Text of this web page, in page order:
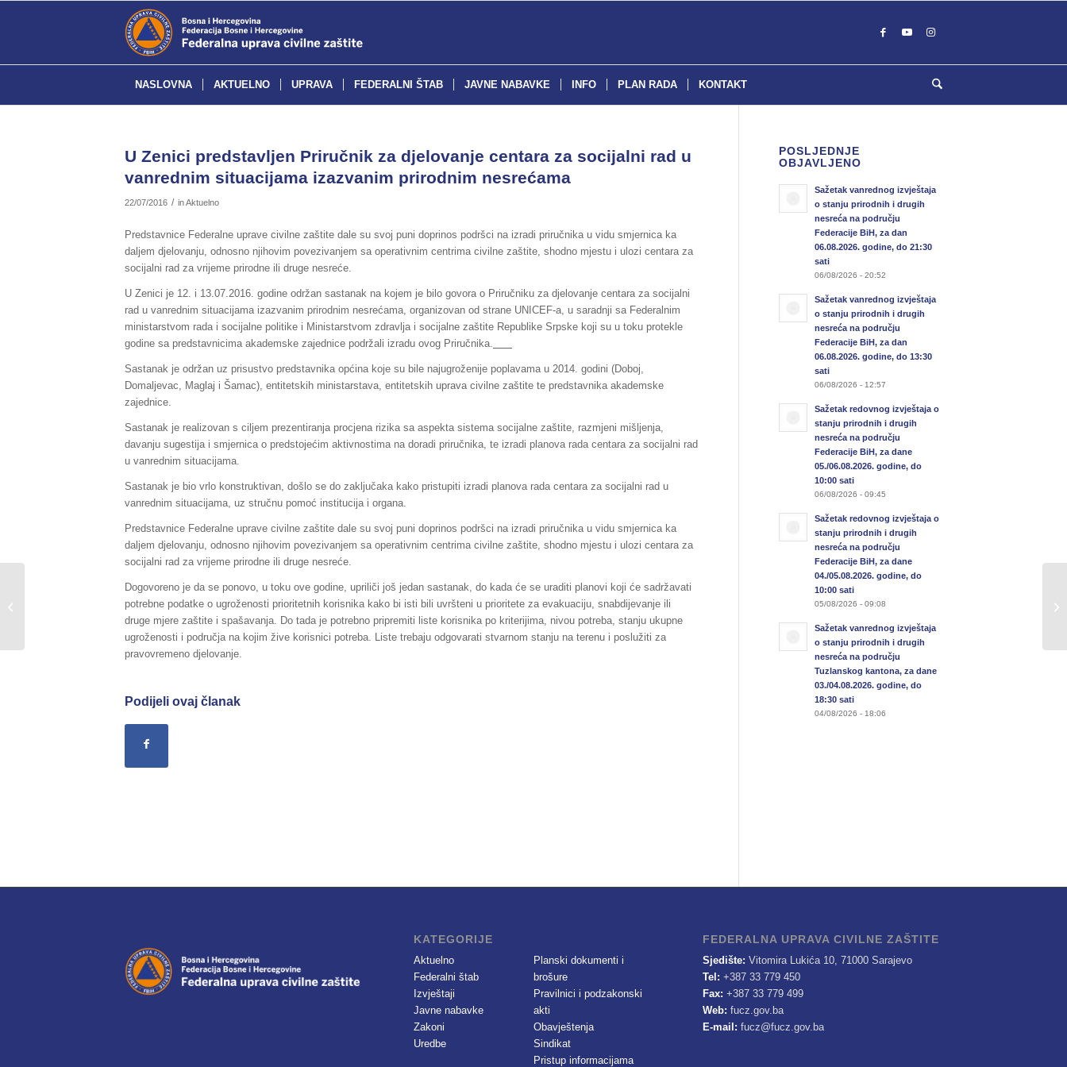
NASLOVNA AKTUELNO UPRAVA FEDERALNI ŠTAB JAVNE NABAVKE INFO PLAN RADA KONTAKT
U Zenici predstavljen Priručnik za djelovanje centara za socijalni rad u
vanrednim situacijama izazvanim prirodnim nesrećama
22/07/2016 / inAktuelno
Predstavnice Federalne uprave civilne zaštite dale su svoj puni doprinos podršci na izradi priručnika u vidu smjernica ka
daljem djelovanju, odnosno njihovim povezivanjem sa operativnim centrima civilne zaštite, shodno mjestu i ulozi centara za
socijalni rad za vrijeme prirodne ili druge nesreće.
U Zenici je 12. i 13.07.2016. godine održan sastanak na kojem je bilo govora o Priručniku za djelovanje centara za socijalni
rad u vanrednim situacijama izazvanim prirodnim nesrećama, organizovan od strane UNICEF-a, u saradnji sa Federalnim
ministarstvom rada i socijalne politike i Ministarstvom zdravlja i socijalne zaštite Republike Srpske koji su u toku protekle
godine sa predstavnicima akademske zajednice podržali izradu ovog Priručnika.
Sastanak je održan uz prisustvo predstavnika općina koje su bile najugroženije poplavama u 2014. godini (Doboj,
Domaljevac, Maglaj i Šamac), entitetskih ministarstava, entitetskih uprava civilne zaštite te predstavnika akademske
zajednice.
Sastanak je realizovan s ciljem prezentiranja procjena rizika sa aspekta sistema socijalne zaštite, razmjeni mišljenja,
davanju sugestija i smjernica o predstojećim aktivnostima na doradi priručnika, te izradi planova rada centara za socijalni rad
u vanrednim situacijama.
Sastanak je bio vrlo konstruktivan, došlo se do zaključaka kako pristupiti izradi planova rada centara za socijalni rad u
vanrednim situacijama, uz stručnu pomoć institucija i organa.
Predstavnice Federalne uprave civilne zaštite dale su svoj puni doprinos podršci na izradi priručnika u vidu smjernica ka
daljem djelovanju, odnosno njihovim povezivanjem sa operativnim centrima civilne zaštite, shodno mjestu i ulozi centara za
socijalni rad za vrijeme prirodne ili druge nesreće.
Dogovoreno je da se ponovo, u toku ove godine, upriliči još jedan sastanak, do kada će se uraditi planovi koji će sadržavati
potrebne podatke o ugroženosti prioritetnih korisnika kako bi isti bili uvršteni u prioritete za evakuaciju, snabdijevanje ili
druge mjere zaštite i spašavanja. Do tada je potrebno pripremiti liste korisnika po kriterijima, nivou potreba, stanju ukupne
ugroženosti i područja na kojim žive korisnici potreba. Liste trebaju odgovarati stvarnom stanju na terenu i poslužiti za
pravovremeno djelovanje.
Podijeli ovaj članak
POSLJEDNJE
OBJAVLJENO
Sažetak vanrednog izvještaja
o stanju prirodnih i drugih
nesreća na području
Federacije BiH, za dan
06.08.2026. godine, do 21:30
sati
06/08/2026 - 20:52
Sažetak vanrednog izvještaja
o stanju prirodnih i drugih
nesreća na području
Federacije BiH, za dan
06.08.2026. godine, do 13:30
sati
06/08/2026 - 12:57
Sažetak redovnog izvještaja o
stanju prirodnih i drugih
nesreća na području
Federacije BiH, za dane
05./06.08.2026. godine, do
10:00 sati
06/08/2026 - 09:45
Sažetak redovnog izvještaja o
stanju prirodnih i drugih
nesreća na području
Federacije BiH, za dane
04./05.08.2026. godine, do
10:00 sati
05/08/2026 - 09:08
Sažetak vanrednog izvještaja
o stanju prirodnih i drugih
nesreća na području
Tuzlanskog kantona, za dane
03./04.08.2026. godine, do
18:30 sati
04/08/2026 - 18:06
KATEGORIJE
Aktuelno
Federalni štab
Izvještaji
Javne nabavke
Zakoni
Uredbe
Planski dokumenti i
brošure
Pravilnici i podzakonski
akti
Obavještenja
Sindikat
Pristup informacijama
FEDERALNA UPRAVA CIVILNE ZAŠTITE
Sjedište: Vitomira Lukića 10, 71000 Sarajevo
Tel: +387 33 779 450
Fax: +387 33 779 499
Web: fucz.gov.ba
E-mail: fucz@fucz.gov.ba
Sažetak Redovnog izvještaja o stanju
u Federaciji BiH, za dane
u